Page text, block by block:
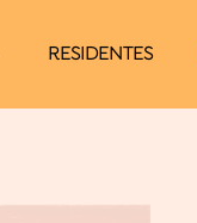
RESIDENTES